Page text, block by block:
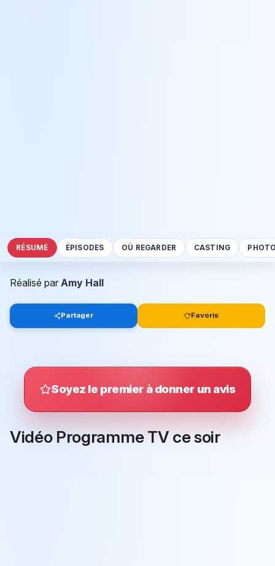
RÉSUMÉ ÉPISODES OÙ REGARDER CASTING
Réalisé par Amy Hall
Partager Favoris
Soyez le premier à donner un avis
Vidéo Programme TV ce soir